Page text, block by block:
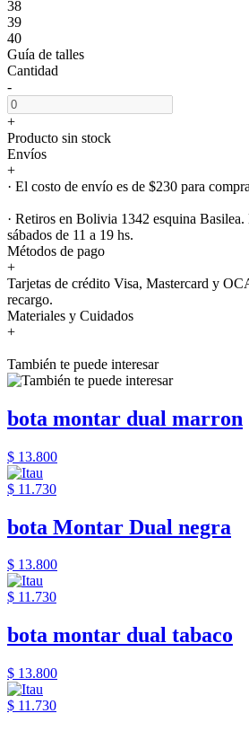
38
39
40
Guía de talles
Cantidad
-
+
Producto sin stock
Envíos
+
· El costo de envío es de $230 para
· Retiros en Bolivia 1342 esquina
sábados de 11 a 19 hs.
Métodos de pago
+
Tarjetas de crédito Visa, Mastercard y
recargo.
Materiales y Cuidados
+
También te puede interesar
bota montar dual marron
$ 13.800
$ 11.730
bota Montar Dual negra
$ 13.800
$ 11.730
bota montar dual tabaco
$ 13.800
$ 11.730